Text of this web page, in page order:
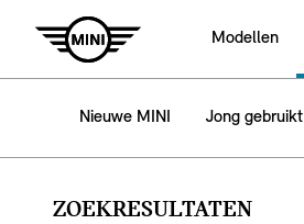
Modellen
Nieuwe MINI Jong gebruikt
ZOEKRESULTATEN